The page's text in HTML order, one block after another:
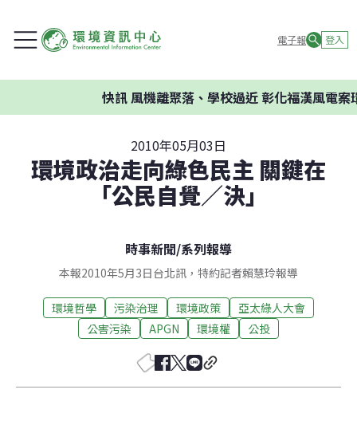
電子報 登入
快訊風機離聚落、學校過近 彰化福漢風電案環委
2010年05月03日
環境政治走向綠色民主 關鍵在
「公民自覺／決」
時事新聞/系列報導
本報2010年5月3日台北訊，特約記者賴慧玲報導
環境哲學 污染治理 環境政策
亞太綠人大會
公害污染
APGN 環境權 公投